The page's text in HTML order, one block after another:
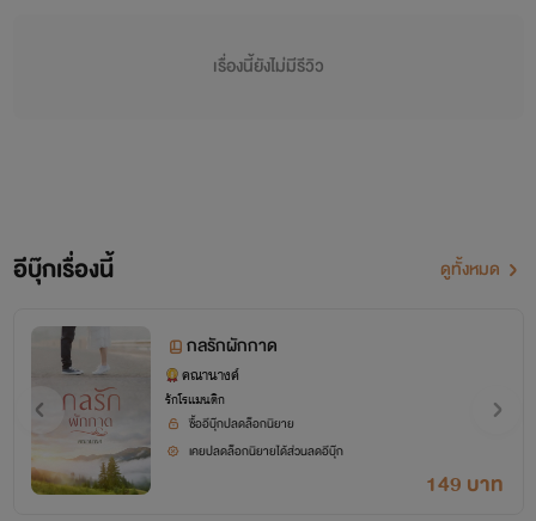
เรื่องนี้ยังไม่มีรีวิว
อีบุ๊กเรื่องนี้ ดูทั้งหมด
กลรักผักกาด
คณานางค์
รักโรแมนติก
ซื้ออีบุ๊กปลดล็อกนิยาย
เคยปลดล็อกนิยายได้ส่วนลดอีบุ๊ก
149 บาท